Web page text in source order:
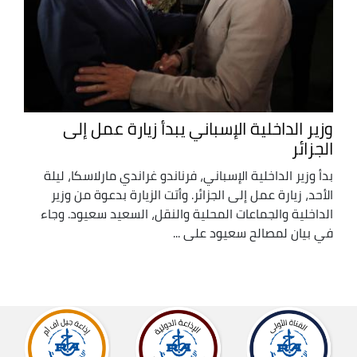
وزير الداخلية الإسباني يبدأ زيارة عمل إلى
الجزائر
بدأ وزير الداخلية الإسباني، فرناندو غراندي مارلاسكا، ليلة
الأحد، زيارة عمل إلى الجزائر. وأتت الزيارة بدعوة من وزير
الداخلية والجماعات المحلية والنقل، السعيد سعيود. وجاء
في بيان لمصالح سعيود على ...